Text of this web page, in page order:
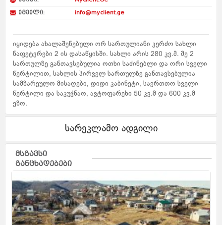
იმეილი:
info@myclient.ge
იყიდება ახალაშენებული ორ სართულიანი კერძო სახლი
ნაფეტვრები 2 ის დასაწყისში. სახლი არის 280 კვ.მ. მე 2
სართულზე განთავსებულია ოთხი საძინებლი და ორი სველი
წერტილით, სახლის პირველ სართულზე განთავსებულია
სამზარეულო მისაღები, დიდი კაბინეტი, საერთთო სველი
წერტილი და საკუჭნაო, ავტოფარეხი 50 კვ.მ და 600 კვ.მ
ეზო.
სარეკლამო ადგილი
მსგავსი
განცხადებები